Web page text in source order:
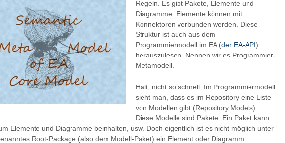
Regeln. Es gibt Pakete, Elemente und
Diagramme. Elemente können mit
Konnektoren verbunden werden. Diese
Struktur ist auch aus dem
Programmiermodell im EA (der EA-API)
herauszulesen. Nennen wir es Programmier-
Metamodell.
Halt, nicht so schnell. Im Programmiermodell
sieht man, dass es im Repository eine Liste
von Modellen gibt (Repository.Models).
Diese Modelle sind Pakete. Ein Paket kann
Elemente und Diagramme beinhalten, usw. Doch eigentlich ist es nicht möglich unter
Root-Package (also dem Modell-Paket) ein Element oder Diagramm